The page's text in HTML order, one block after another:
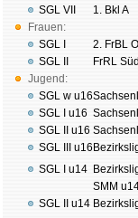
SGL VII
Frauen:
SGL I
SGL II
Jugend:
SGL w u16
SGL I u16
SGL II u16
SGL III u16
SGL I u14
SGL II u14
1. Bkl A
2. FrBL
FrRL
SMM